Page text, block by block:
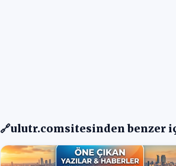
🔗ulutr.comsitesinden benzer